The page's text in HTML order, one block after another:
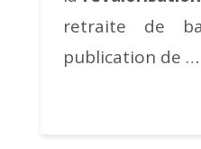
retraite de
publication de …